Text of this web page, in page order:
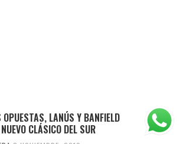
OPUESTAS, LANÚS Y BANFIELD
CLÁSICO DEL SUR